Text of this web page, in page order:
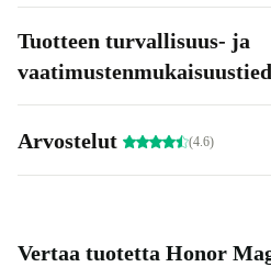
Tuotteen turvallisuus- ja
Arvostelut (4.6)
Vertaa tuotetta Honor